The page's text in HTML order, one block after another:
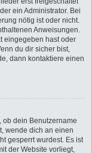
ein Administrator. Bei
nötig ist oder nicht.
Anweisungen.
eingegeben hast oder
du dir sicher bist,
dann kontaktiere einen
ob dein Benutzername
wende dich an einen
gesperrt wurdest. Es ist
der Website vorliegt,